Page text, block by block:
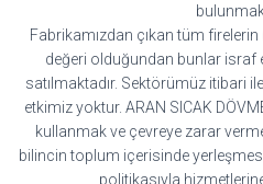
Fabrikamızdan çıkan tüm
değeri olduğundan bunlar israf
satılmaktadır. Sektörümüz itibari
etkimiz yoktur. ARAN SICAK
kullanmak ve çevreye zarar
bilincin toplum içerisinde
politikasıyla